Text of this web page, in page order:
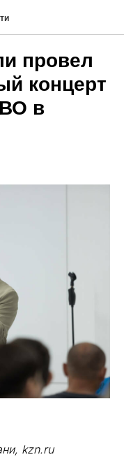
провел
концерт
в
kzn.ru